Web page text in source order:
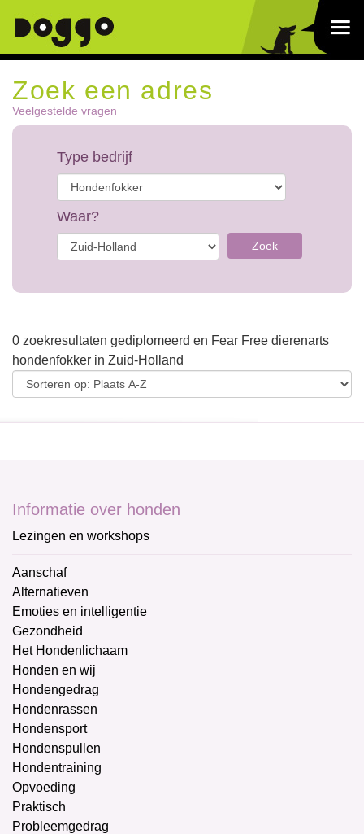
Zoek een adres
Veelgestelde vragen
Type bedrijf
Waar?
Zoek
0 zoekresultaten gediplomeerd en Fear Free dierenarts
hondenfokker in Zuid-Holland
Informatie over honden
Lezingen en workshops
Aanschaf
Alternatieven
Emoties en intelligentie
Gezondheid
Het Hondenlichaam
Honden en wij
Hondengedrag
Hondenrassen
Hondensport
Hondenspullen
Hondentraining
Opvoeding
Praktisch
Probleemgedrag